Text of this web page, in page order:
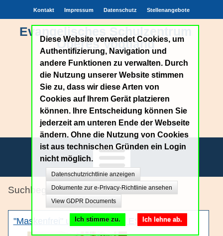
Evangelisches Schulzentrum
Oberes Vogtland
Achtung.Echtheit.Verantwortung.Zutrauen
Kontakt Impressum Datenschutz Stellenangebote
Unsere Schule
Bildungsangebote
Schulgemeinschaft
Schöneck
"Maskenfrei" und RTL ist am ESOV dabei
Diese Website verwendet Cookies, um
Authentifizierung, Navigation und
andere Funktionen zu verwalten. Durch
die Nutzung unserer Website stimmen
Sie zu, dass wir diese Arten von
Cookies auf Ihrem Gerät platzieren
können. Ihre Entscheidung können Sie
jederzeit am unteren Ende der Webseite
ändern. Ohne die Nutzung von Cookies
ist aus technischen Gründen ein Login
nicht möglich.
Datenschutzrichtlinie anzeigen
Dokumente zur e-Privacy-Richtlinie ansehen
View GDPR Documents
Ich lehne ab.
Ich stimme zu.